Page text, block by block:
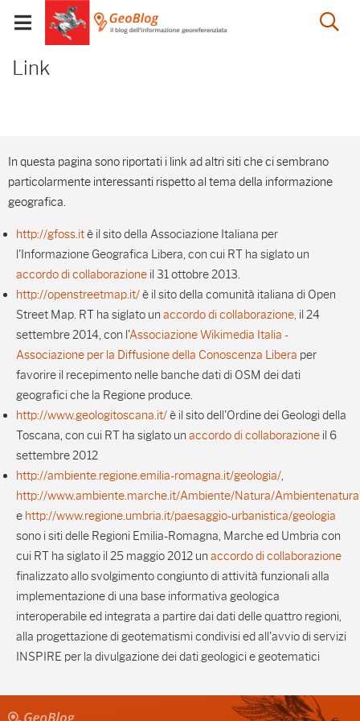
Skip to Main Content
Visualizza/chiudi
menu
mobile
Link - GeoBlog
Link
In questa pagina sono riportati i link ad altri siti che ci sembrano
particolarmente interessanti rispetto al tema della informazione
geografica.
http://gfoss.itè il sito della Associazione Italiana per
l'Informazione Geografica Libera, con cui RT ha siglato un
accordo di collaborazione il 31 ottobre 2013.
http://openstreetmap.it/è il sito della comunità italiana di Open
Street Map. RT ha siglato un accordo di collaborazione, il 24
settembre 2014, con l'Associazione Wikimedia Italia -
Associazione per la Diffusione della Conoscenza Libera per
favorire il recepimento nelle banche dati di OSM dei dati
geografici che la Regione produce.
http://www.geologitoscana.it/è il sito dell'Ordine dei Geologi della
Toscana, con cui RT ha siglato un accordo di collaborazione il 6
settembre 2012
http://ambiente.regione.emilia-romagna.it/geologia/,
http://www.ambiente.marche.it/Ambiente/Natura/
e http://www.regione.umbria.it/paesaggio-urbanistica/geologia
sono i siti delle Regioni Emilia-Romagna, Marche ed Umbria con
cui RT ha siglato il 25 maggio 2012 un accordo di collaborazione
finalizzato allo svolgimento congiunto di attività funzionali alla
implementazione di una base informativa geologica
interoperabile ed integrata a partire dai dati delle quattro regioni,
alla progettazione di geotematismi condivisi ed all'avvio di servizi
INSPIRE per la divulgazione dei dati geologici e geotematici